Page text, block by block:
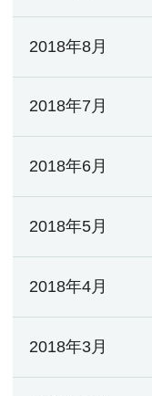
2018年8月
2018年7月
2018年6月
2018年5月
2018年4月
2018年3月